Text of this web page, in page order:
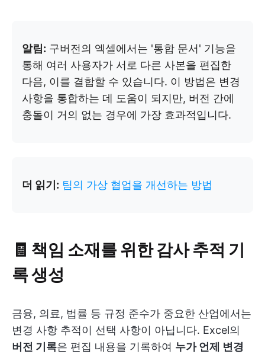
알림: 구버전의 엑셀에서는 '통합 문서' 기능을
통해 여러 사용자가 서로 다른 사본을 편집한
다음, 이를 결합할 수 있습니다. 이 방법은 변경
사항을 통합하는 데 도움이 되지만, 버전 간에
충돌이 거의 없는 경우에 가장 효과적입니다.
더 읽기: 팀의 가상 협업을 개선하는 방법
🧾 책임 소재를 위한 감사 추적 기
록 생성
금융, 의료, 법률 등 규정 준수가 중요한 산업에서는
변경 사항 추적이 선택 사항이 아닙니다. Excel의
버전 기록은 편집 내용을 기록하여 누가 언제 변경